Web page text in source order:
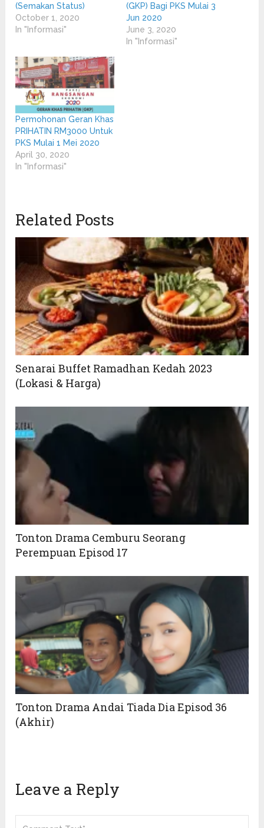
(Semakan Status)
October 1, 2020
In "Informasi"
(GKP) Bagi PKS Mulai 3
Jun 2020
June 3, 2020
In "Informasi"
Permohonan Geran Khas
PRIHATIN RM3000 Untuk
PKS Mulai 1 Mei 2020
April 30, 2020
In "Informasi"
Related Posts
Senarai Buffet Ramadhan Kedah 2023
(Lokasi & Harga)
Tonton Drama Cemburu Seorang
Perempuan Episod 17
Tonton Drama Andai Tiada Dia Episod 36
(Akhir)
Leave a Reply